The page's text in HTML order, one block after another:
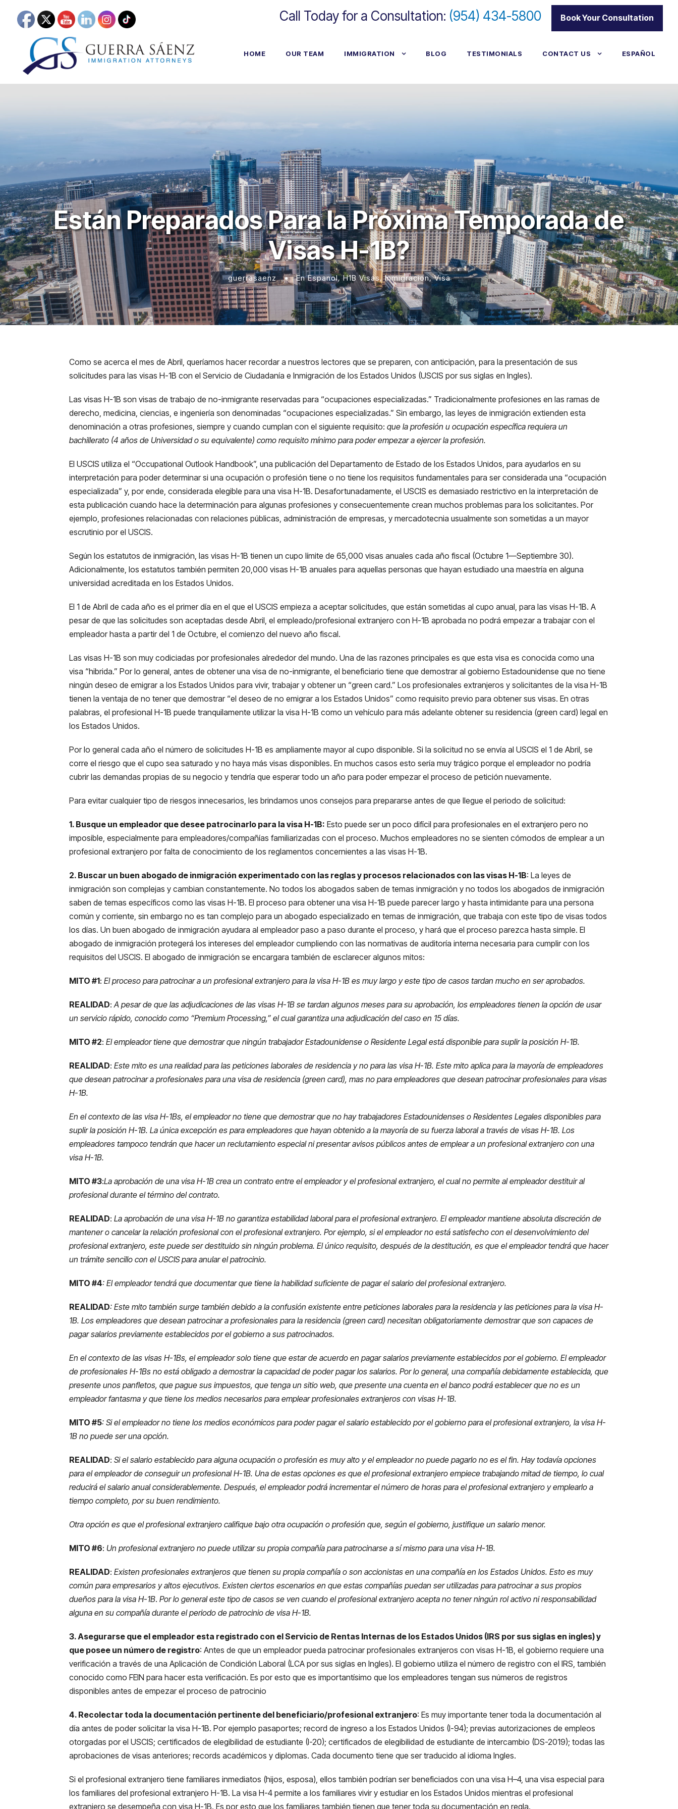
Call Today for a Consultation: (954) 434-5800 Book Your Consultation
HOME OUR TEAM IMMIGRATION BLOG TESTIMONIALS CONTACT US ESPAÑOL
Están Preparados Para la Próxima Temporada de
Visas H-1B?
guerrasaenz • En Espanol, H1B Visas, Inmigracion, Visa
Como se acerca el mes de Abril, queríamos hacer recordar a nuestros lectores que se preparen, con anticipación, para la presentación de sus
solicitudes para las visas H-1B con el Servicio de Ciudadanía e Inmigración de los Estados Unidos (USCIS por sus siglas en Ingles).
Las visas H-1B son visas de trabajo de no-inmigrante reservadas para “ocupaciones especializadas.” Tradicionalmente profesiones en las ramas de
derecho, medicina, ciencias, e ingeniería son denominadas “ocupaciones especializadas.” Sin embargo, las leyes de inmigración extienden esta
denominación a otras profesiones, siempre y cuando cumplan con el siguiente requisito: que la profesión u ocupación específica requiera un
bachillerato (4 años de Universidad o su equivalente) como requisito mínimo para poder empezar a ejercer la profesión.
El USCIS utiliza el “Occupational Outlook Handbook”, una publicación del Departamento de Estado de los Estados Unidos, para ayudarlos en su
interpretación para poder determinar si una ocupación o profesión tiene o no tiene los requisitos fundamentales para ser considerada una “ocupación
especializada” y, por ende, considerada elegible para una visa H-1B. Desafortunadamente, el USCIS es demasiado restrictivo en la interpretación de
esta publicación cuando hace la determinación para algunas profesiones y consecuentemente crean muchos problemas para los solicitantes. Por
ejemplo, profesiones relacionadas con relaciones públicas, administración de empresas, y mercadotecnia usualmente son sometidas a un mayor
escrutinio por el USCIS.
Según los estatutos de inmigración, las visas H-1B tienen un cupo límite de 65,000 visas anuales cada año fiscal (Octubre 1—Septiembre 30).
Adicionalmente, los estatutos también permiten 20,000 visas H-1B anuales para aquellas personas que hayan estudiado una maestría en alguna
universidad acreditada en los Estados Unidos.
El 1 de Abril de cada año es el primer día en el que el USCIS empieza a aceptar solicitudes, que están sometidas al cupo anual, para las visas H-1B. A
pesar de que las solicitudes son aceptadas desde Abril, el empleado/profesional extranjero con H-1B aprobada no podrá empezar a trabajar con el
empleador hasta a partir del 1 de Octubre, el comienzo del nuevo año fiscal.
Las visas H-1B son muy codiciadas por profesionales alrededor del mundo. Una de las razones principales es que esta visa es conocida como una
visa “hibrida.” Por lo general, antes de obtener una visa de no-inmigrante, el beneficiario tiene que demostrar al gobierno Estadounidense que no tiene
ningún deseo de emigrar a los Estados Unidos para vivir, trabajar y obtener un “green card.” Los profesionales extranjeros y solicitantes de la visa H-1B
tienen la ventaja de no tener que demostrar “el deseo de no emigrar a los Estados Unidos” como requisito previo para obtener sus visas. En otras
palabras, el profesional H-1B puede tranquilamente utilizar la visa H-1B como un vehículo para más adelante obtener su residencia (green card) legal en
los Estados Unidos.
Por lo general cada año el número de solicitudes H-1B es ampliamente mayor al cupo disponible. Si la solicitud no se envía al USCIS el 1 de Abril, se
corre el riesgo que el cupo sea saturado y no haya más visas disponibles. En muchos casos esto sería muy trágico porque el empleador no podría
cubrir las demandas propias de su negocio y tendría que esperar todo un año para poder empezar el proceso de petición nuevamente.
Para evitar cualquier tipo de riesgos innecesarios, les brindamos unos consejos para prepararse antes de que llegue el periodo de solicitud:
1. Busque un empleador que desee patrocinarlo para la visa H-1B: Esto puede ser un poco difícil para profesionales en el extranjero pero no
imposible, especialmente para empleadores/compañías familiarizadas con el proceso. Muchos empleadores no se sienten cómodos de emplear a un
profesional extranjero por falta de conocimiento de los reglamentos concernientes a las visas H-1B.
2. Buscar un buen abogado de inmigración experimentado con las reglas y procesos relacionados con las visas H-1B: La leyes de
inmigración son complejas y cambian constantemente. No todos los abogados saben de temas inmigración y no todos los abogados de inmigración
saben de temas específicos como las visas H-1B. El proceso para obtener una visa H-1B puede parecer largo y hasta intimidante para una persona
común y corriente, sin embargo no es tan complejo para un abogado especializado en temas de inmigración, que trabaja con este tipo de visas todos
los días. Un buen abogado de inmigración ayudara al empleador paso a paso durante el proceso, y hará que el proceso parezca hasta simple. El
abogado de inmigración protegerá los intereses del empleador cumpliendo con las normativas de auditoría interna necesaria para cumplir con los
requisitos del USCIS. El abogado de inmigración se encargara también de esclarecer algunos mitos:
MITO #1: El proceso para patrocinar a un profesional extranjero para la visa H-1B es muy largo y este tipo de casos tardan mucho en ser aprobados.
REALIDAD: A pesar de que las adjudicaciones de las visas H-1B se tardan algunos meses para su aprobación, los empleadores tienen la opción de usar
un servicio rápido, conocido como “Premium Processing,” el cual garantiza una adjudicación del caso en 15 días.
MITO #2: El empleador tiene que demostrar que ningún trabajador Estadounidense o Residente Legal está disponible para suplir la posición H-1B.
REALIDAD: Este mito es una realidad para las peticiones laborales de residencia y no para las visa H-1B. Este mito aplica para la mayoría de empleadores
que desean patrocinar a profesionales para una visa de residencia (green card), mas no para empleadores que desean patrocinar profesionales para visas
H-1B.
En el contexto de las visa H-1Bs, el empleador no tiene que demostrar que no hay trabajadores Estadounidenses o Residentes Legales disponibles para
suplir la posición H-1B. La única excepción es para empleadores que hayan obtenido a la mayoría de su fuerza laboral a través de visas H-1B. Los
empleadores tampoco tendrán que hacer un reclutamiento especial ni presentar avisos públicos antes de emplear a un profesional extranjero con una
visa H-1B.
MITO #3:La aprobación de una visa H-1B crea un contrato entre el empleador y el profesional extranjero, el cual no permite al empleador destituir al
profesional durante el término del contrato.
REALIDAD: La aprobación de una visa H-1B no garantiza estabilidad laboral para el profesional extranjero. El empleador mantiene absoluta discreción de
mantener o cancelar la relación profesional con el profesional extranjero. Por ejemplo, si el empleador no está satisfecho con el desenvolvimiento del
profesional extranjero, este puede ser destituido sin ningún problema. El único requisito, después de la destitución, es que el empleador tendrá que hacer
un trámite sencillo con el USCIS para anular el patrocinio.
MITO #4: El empleador tendrá que documentar que tiene la habilidad suficiente de pagar el salario del profesional extranjero.
REALIDAD: Este mito también surge también debido a la confusión existente entre peticiones laborales para la residencia y las peticiones para la visa H-
1B. Los empleadores que desean patrocinar a profesionales para la residencia (green card) necesitan obligatoriamente demostrar que son capaces de
pagar salarios previamente establecidos por el gobierno a sus patrocinados.
En el contexto de las visas H-1Bs, el empleador solo tiene que estar de acuerdo en pagar salarios previamente establecidos por el gobierno. El empleador
de profesionales H-1Bs no está obligado a demostrar la capacidad de poder pagar los salarios. Por lo general, una compañía debidamente establecida, que
presente unos panfletos, que pague sus impuestos, que tenga un sitio web, que presente una cuenta en el banco podrá establecer que no es un
empleador fantasma y que tiene los medios necesarios para emplear profesionales extranjeros con visas H-1B.
MITO #5: Si el empleador no tiene los medios económicos para poder pagar el salario establecido por el gobierno para el profesional extranjero, la visa H-
1B no puede ser una opción.
REALIDAD: Si el salario establecido para alguna ocupación o profesión es muy alto y el empleador no puede pagarlo no es el fin. Hay todavía opciones
para el empleador de conseguir un profesional H-1B. Una de estas opciones es que el profesional extranjero empiece trabajando mitad de tiempo, lo cual
reducirá el salario anual considerablemente. Después, el empleador podrá incrementar el número de horas para el profesional extranjero y emplearlo a
tiempo completo, por su buen rendimiento.
Otra opción es que el profesional extranjero califique bajo otra ocupación o profesión que, según el gobierno, justifique un salario menor.
MITO #6: Un profesional extranjero no puede utilizar su propia compañía para patrocinarse a sí mismo para una visa H-1B.
REALIDAD: Existen profesionales extranjeros que tienen su propia compañía o son accionistas en una compañía en los Estados Unidos. Esto es muy
común para empresarios y altos ejecutivos. Existen ciertos escenarios en que estas compañías puedan ser utilizadas para patrocinar a sus propios
dueños para la visa H-1B. Por lo general este tipo de casos se ven cuando el profesional extranjero acepta no tener ningún rol activo ni responsabilidad
alguna en su compañía durante el periodo de patrocinio de visa H-1B.
3. Asegurarse que el empleador esta registrado con el Servicio de Rentas Internas de los Estados Unidos (IRS por sus siglas en ingles) y
que posee un número de registro: Antes de que un empleador pueda patrocinar profesionales extranjeros con visas H-1B, el gobierno requiere una
verificación a través de una Aplicación de Condición Laboral (LCA por sus siglas en Ingles). El gobierno utiliza el número de registro con el IRS, también
conocido como FEIN para hacer esta verificación. Es por esto que es importantísimo que los empleadores tengan sus números de registros
disponibles antes de empezar el proceso de patrocinio
4. Recolectar toda la documentación pertinente del beneficiario/profesional extranjero: Es muy importante tener toda la documentación al
día antes de poder solicitar la visa H-1B. Por ejemplo pasaportes; record de ingreso a los Estados Unidos (I-94); previas autorizaciones de empleos
otorgadas por el USCIS; certificados de elegibilidad de estudiante (I-20); certificados de elegibilidad de estudiante de intercambio (DS-2019); todas las
aprobaciones de visas anteriores; records académicos y diplomas. Cada documento tiene que ser traducido al idioma Ingles.
Si el profesional extranjero tiene familiares inmediatos (hijos, esposa), ellos también podrían ser beneficiados con una visa H–4, una visa especial para
los familiares del profesional extranjero H-1B. La visa H-4 permite a los familiares vivir y estudiar en los Estados Unidos mientras el profesional
extranjero se desempeña con visa H-1B. Es por esto que los familiares también tienen que tener toda su documentación en regla.